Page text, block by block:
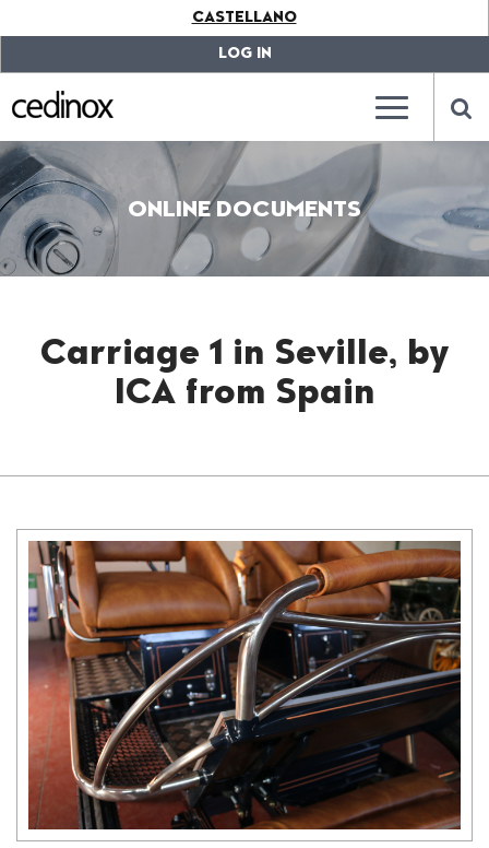
label.access.jump.content???
???
label.access.jump.header???
label.access.jump.footer???
???
label.access.jump.menu???
CASTELLANO
LOG IN
???
???
ONLINE DOCUMENTS
Carriage 1 in Seville, by
ICA from Spain